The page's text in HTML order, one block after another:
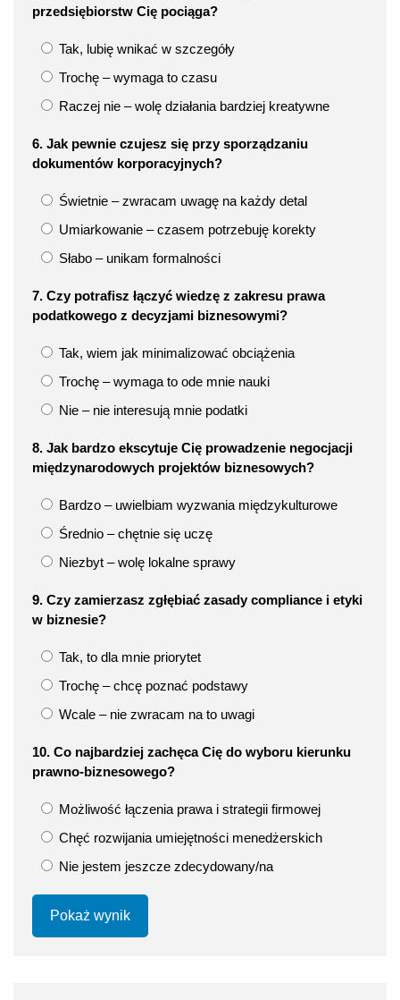
przedsiębiorstw Cię pociąga?
Tak, lubię wnikać w szczegóły
Trochę – wymaga to czasu
Raczej nie – wolę działania bardziej kreatywne
6. Jak pewnie czujesz się przy sporządzaniu
dokumentów korporacyjnych?
Świetnie – zwracam uwagę na każdy detal
Umiarkowanie – czasem potrzebuję korekty
Słabo – unikam formalności
7. Czy potrafisz łączyć wiedzę z zakresu prawa
podatkowego z decyzjami biznesowymi?
Tak, wiem jak minimalizować obciążenia
Trochę – wymaga to ode mnie nauki
Nie – nie interesują mnie podatki
8. Jak bardzo ekscytuje Cię prowadzenie negocjacji
międzynarodowych projektów biznesowych?
Bardzo – uwielbiam wyzwania międzykulturowe
Średnio – chętnie się uczę
Niezbyt – wolę lokalne sprawy
9. Czy zamierzasz zgłębiać zasady compliance i etyki
w biznesie?
Tak, to dla mnie priorytet
Trochę – chcę poznać podstawy
Wcale – nie zwracam na to uwagi
10. Co najbardziej zachęca Cię do wyboru kierunku
prawno-biznesowego?
Możliwość łączenia prawa i strategii firmowej
Chęć rozwijania umiejętności menedżerskich
Nie jestem jeszcze zdecydowany/na
Pokaż wynik